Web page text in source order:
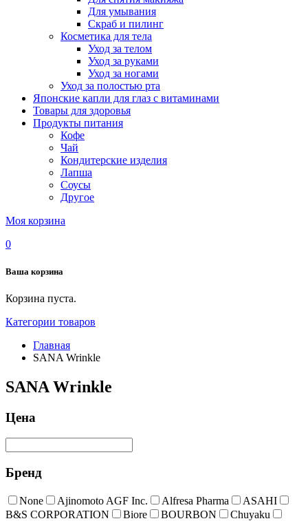
Для умывания
Скраб и пилинг
Косметика для тела
Уход за телом
Уход за руками
Уход за ногами
Уход за полостью рта
Японские капли для глаз с витаминами
Товары для здоровья
Продукты питания
Кофе
Чай
Кондитерские изделия
Лапша
Соусы
Другое
Моя корзина
0
Ваша корзина
Корзина пуста.
Категории товаров
Главная
SANA Wrinkle
SANA Wrinkle
Цена
Бренд
None Ajinomoto AGF Inc. Alfresa Pharma
ASAHI
B&S CORPORATION
Biore BOURBON Chuyaku